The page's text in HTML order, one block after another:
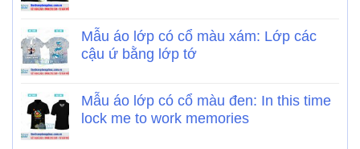
Mẫu áo lớp có cổ màu xám: Lớp các
cậu ứ bằng lớp tớ
Mẫu áo lớp có cổ màu đen: In this time
lock me to work memories